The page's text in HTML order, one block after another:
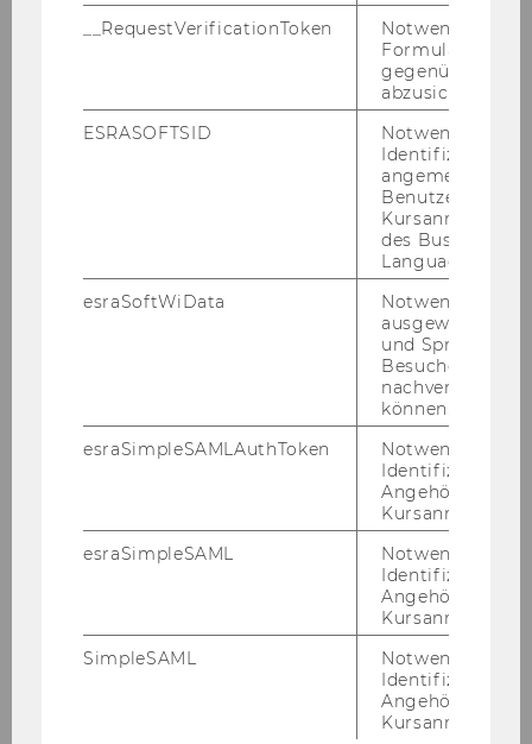
Helmut Lemmerer
TU
helmut.lemmerer@tuwien.ac.at
Thomas Macoun
TU
thomas.macoun@ivv.tuwien.ac.at
__RequestVerificationToken
Notwendig, um
gegenüber
abzusichern.
ESRASOFTSID
Notwendig zur
Identifizierung
angemeldeten
Benutzers im
des Business
Language
esraSoftWiData
Notwendig um
ausgewählte
und
Besuchers
nachverfolgen
können.
esraSimpleSAMLAuthToken
Notwendig zur
Identifizierung
Angehörige/r für
Kursanmeldung.
esraSimpleSAML
Notwendig zur
Identifizierung
Angehörige/r für
Kursanmeldung.
SimpleSAML
Notwendig zur
Identifizierung
Angehörige/r für
Kursanmeldung.